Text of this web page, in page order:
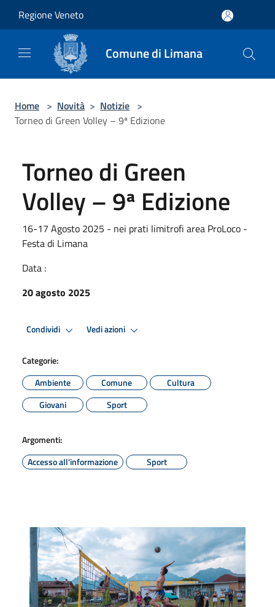
Regione Veneto
Comune di Limana
Home > Novità > Notizie >
Torneo di Green Volley – 9ª Edizione
Torneo di Green
Volley – 9ª Edizione
16-17 Agosto 2025 - nei prati limitrofi area ProLoco -
Festa di Limana
Data :
20 agosto 2025
Condividi Vedi azioni
Categorie:
Ambiente
Comune
Cultura
Giovani
Sport
Argomenti:
Accesso all'informazione
Sport